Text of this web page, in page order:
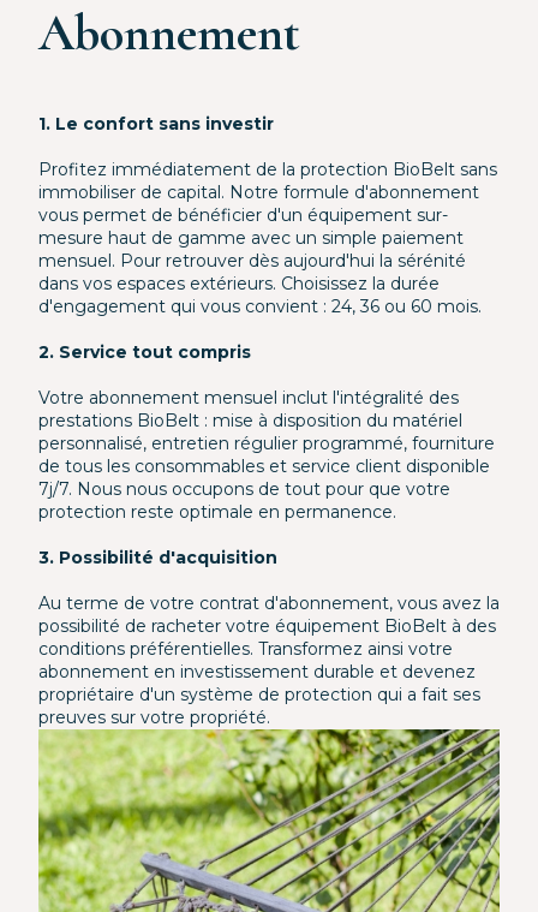
Abonnement
1. Le confort sans investir
Profitez immédiatement de la protection BioBelt sans
immobiliser de capital. Notre formule d'abonnement
vous permet de bénéficier d'un équipement sur-
mesure haut de gamme avec un simple paiement
mensuel. Pour retrouver dès aujourd'hui la sérénité
dans vos espaces extérieurs. Choisissez la durée
d'engagement qui vous convient : 24, 36 ou 60 mois.
2. Service tout compris
Votre abonnement mensuel inclut l'intégralité des
prestations BioBelt : mise à disposition du matériel
personnalisé, entretien régulier programmé, fourniture
de tous les consommables et service client disponible
7j/7. Nous nous occupons de tout pour que votre
protection reste optimale en permanence.
3. Possibilité d'acquisition
Au terme de votre contrat d'abonnement, vous avez la
possibilité de racheter votre équipement BioBelt à des
conditions préférentielles. Transformez ainsi votre
abonnement en investissement durable et devenez
propriétaire d'un système de protection qui a fait ses
preuves sur votre propriété.